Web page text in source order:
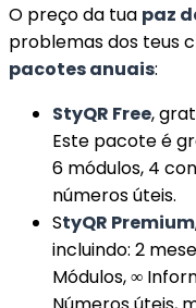
O preço da tua paz
problemas dos teus
pacotes anuais:
StyQR Free,
Este pacote é
6 módulos, 4
números úteis.
StyQR Premium
incluindo: 2
Módulos, ∞